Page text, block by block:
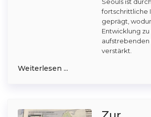
fortschrittliche
geprägt,
Entwicklung
aufstrebenden
verstärkt.
Weiterlesen ...